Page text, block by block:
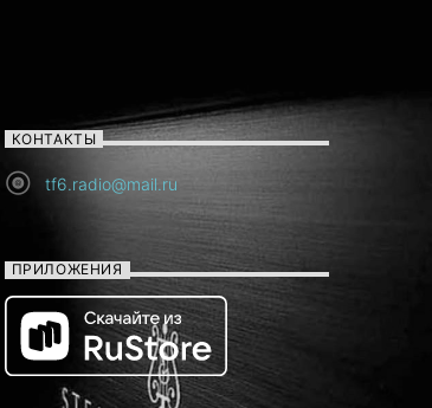
КОНТАКТЫ
tf6.radio@mail.ru
ПРИЛОЖЕНИЯ